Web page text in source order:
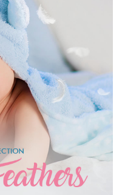
Free Feather Overlay #20
Small 800*600px
White Feathers